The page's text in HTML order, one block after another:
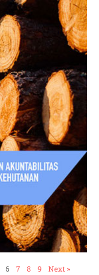
6 7 8 9 Next »